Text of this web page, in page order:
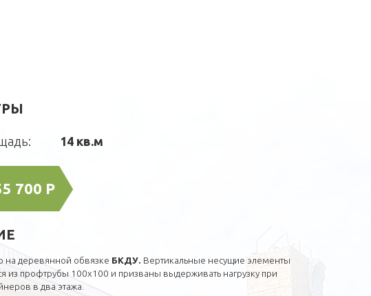
14 кв.м
700 Р
на деревянной обвязке БКДУ. Вертикальные несущие элементы
из профтрубы 100х100 и призваны выдерживать нагрузку при
в два этажа.